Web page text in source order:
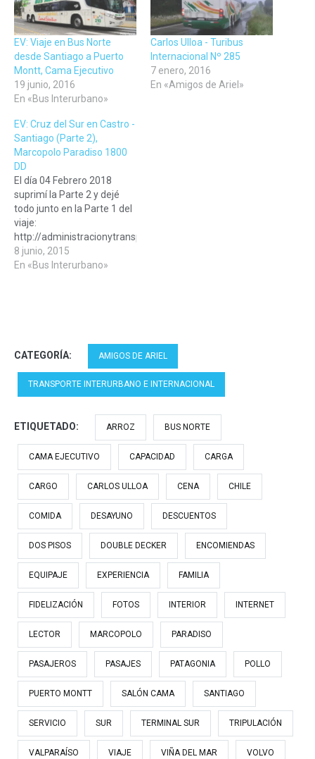
EV: Viaje en Bus Norte
desde Santiago a Puerto
Montt, Cama Ejecutivo
19 junio, 2016
En «Bus Interurbano»
Carlos Ulloa - Turibus
Internacional Nº 285
7 enero, 2016
En «Amigos de Ariel»
EV: Cruz del Sur en Castro -
Santiago (Parte 2),
Marcopolo Paradiso 1800
DD
El día 04 Febrero 2018
suprimí la Parte 2 y dejé
todo junto en la Parte 1 del
viaje:
http://administracionytransportes.cl/2015/06/01/ev-
viaje-cruz-del-sur-713-
castro-santiago-salon-
(Cama Premium) Queilen
Castro…
8 junio, 2015
En «Bus Interurbano»
CATEGORÍA: AMIGOS DE ARIEL
TRANSPORTE INTERURBANO E INTERNACIONAL
ETIQUETADO: ARROZ BUS NORTE
CAMA EJECUTIVO CAPACIDAD CARGA
CARGO CARLOS ULLOA CENA CHILE
COMIDA DESAYUNO DESCUENTOS
DOS PISOS DOUBLE DECKER ENCOMIENDAS
EQUIPAJE EXPERIENCIA FAMILIA
FIDELIZACIÓN FOTOS INTERIOR INTERNET
LECTOR MARCOPOLO PARADISO
PASAJEROS PASAJES PATAGONIA POLLO
PUERTO MONTT SALÓN CAMA SANTIAGO
SERVICIO SUR TERMINAL SUR TRIPULACIÓN
VALPARAÍSO VIAJE VIÑA DEL MAR VOLVO